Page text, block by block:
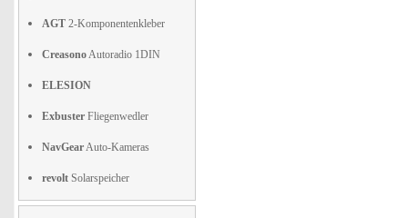
AGT 2-Komponentenkleber
CreasonoAutoradio 1DIN
ELESION
Exbuster Fliegenwedler
NavGearAuto-Kameras
revolt Solarspeicher